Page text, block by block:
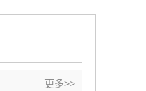
更多>>